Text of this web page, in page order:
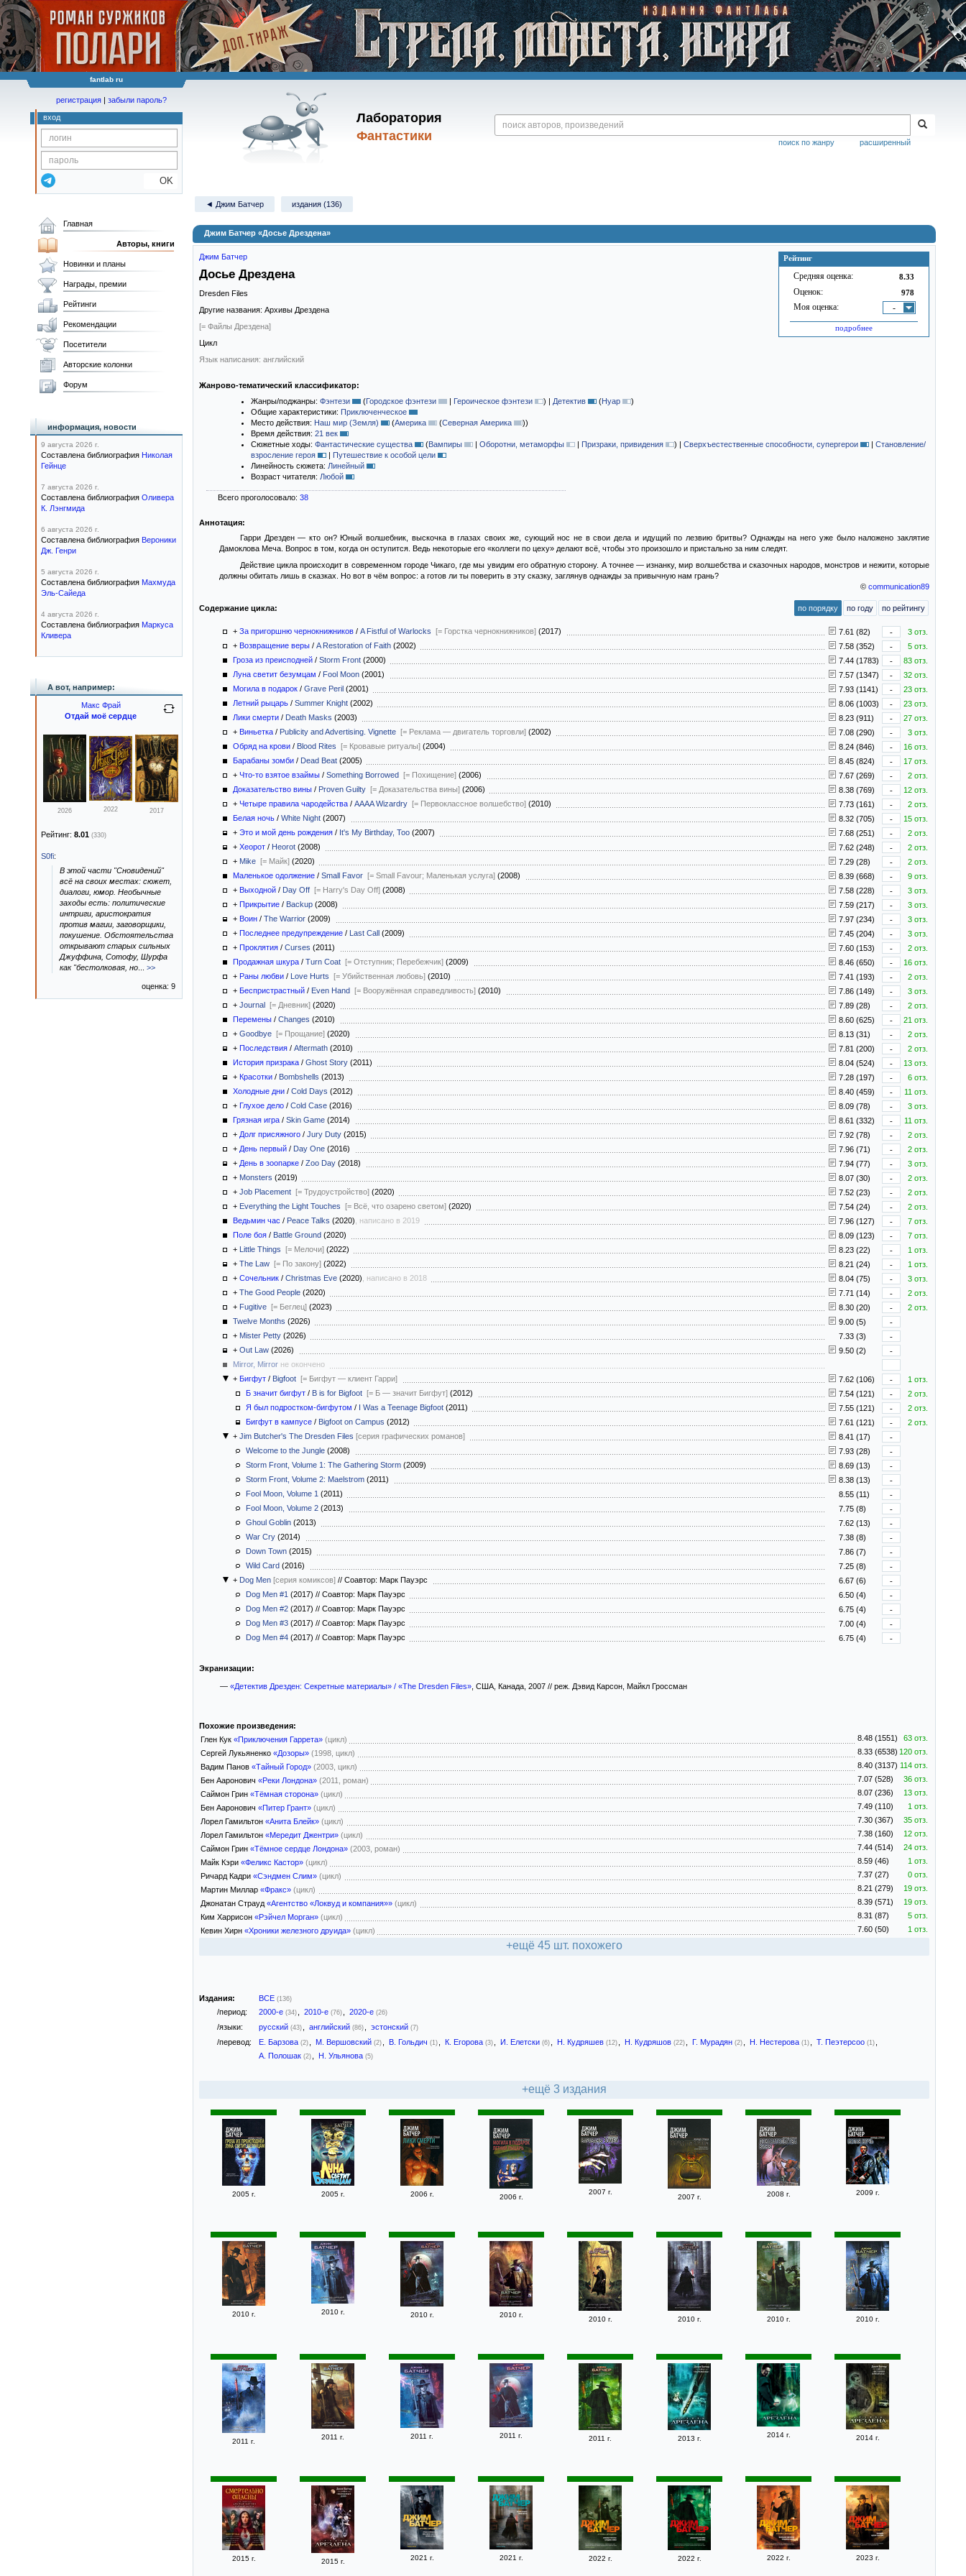
fantlab ru
Лаборатория
Фантастики
расширенный
поиск по жанру
регистрация | забыли пароль?
вход
OK
◄ Джим Батчер издания (136)
Джим Батчер «Досье Дрездена»
Рейтинг
Средняя оценка: 8.33
Оценок: 978
Моя оценка: -
подробнее
Джим Батчер
Досье Дрездена
Dresden Files
Другие названия: Архивы Дрездена
[= Файлы Дрездена]
Цикл
Язык написания: английский
Жанрово-тематический классификатор:
Жанры/поджанры: Фэнтези (Городское фэнтези | Героическое фэнтези ) | Детектив (Нуар
)
Общие характеристики: Приключенческое
Место действия: Наш мир (Земля) (Америка (Северная Америка ))
Время действия: 21 век
Сюжетные ходы: Фантастические существа (Вампиры | Оборотни, метаморфы | Призраки, привидения ) | Сверхъестественные способности, супергерои | Становление/
взросление героя
| Путешествие к особой цели
Линейность сюжета: Линейный
Возраст читателя: Любой
Всего проголосовало: 38
Аннотация:
Гарри Дрезден — кто он? Юный волшебник, выскочка в глазах своих же, сующий нос не в свои дела и идущий по лезвию бритвы? Однажды на него уже было наложено заклятие
Дамоклова Меча. Вопрос в том, когда он оступится. Ведь некоторые его «коллеги по цеху» делают всё, чтобы это произошло и пристально за ним следят.
Действие цикла происходит в современном городе Чикаго, где мы увидим его обратную сторону. А точнее — изнанку, мир волшебства и сказочных народов, монстров и нежити, которые
должны обитать лишь в сказках. Но вот в чём вопрос: а готов ли ты поверить в эту сказку, заглянув однажды за привычную нам грань?
© communication89
Содержание цикла: по порядку по году по рейтингу
+ За пригоршню чернокнижников / A Fistful of Warlocks [= Горстка чернокнижников] (2017) 7.61 (82) -
3 отз.
+ Возвращение веры / A Restoration of Faith (2002) 7.58 (352) -
5 отз.
Гроза из преисподней / Storm Front (2000) 7.44 (1783) -
83 отз.
Луна светит безумцам / Fool Moon (2001) 7.57 (1347) -
32 отз.
Могила в подарок / Grave Peril (2001) 7.93 (1141) -
23 отз.
Летний рыцарь / Summer Knight (2002) 8.06 (1003) -
23 отз.
Лики смерти / Death Masks (2003) 8.23 (911) -
27 отз.
+ Виньетка / Publicity and Advertising. Vignette [= Реклама — двигатель торговли] (2002) 7.08 (290) -
3 отз.
Обряд на крови / Blood Rites [= Кровавые ритуалы] (2004) 8.24 (846) -
16 отз.
Барабаны зомби / Dead Beat (2005) 8.45 (824) -
17 отз.
+ Что-то взятое взаймы / Something Borrowed [= Похищение] (2006) 7.67 (269) -
2 отз.
Доказательство вины / Proven Guilty [= Доказательства вины] (2006) 8.38 (769) -
12 отз.
+ Четыре правила чародейства / AAAA Wizardry [= Первоклассное волшебство] (2010) 7.73 (161) -
2 отз.
Белая ночь / White Night (2007) 8.32 (705) -
15 отз.
+ Это и мой день рождения / It's My Birthday, Too (2007) 7.68 (251) -
2 отз.
+ Хеорот / Heorot (2008) 7.62 (248) -
2 отз.
+ Mike [= Майк] (2020) 7.29 (28) -
2 отз.
Маленькое одолжение / Small Favor [= Small Favour; Маленькая услуга] (2008) 8.39 (668) -
9 отз.
+ Выходной / Day Off [= Harry's Day Off] (2008) 7.58 (228) -
3 отз.
+ Прикрытие / Backup (2008) 7.59 (217) -
3 отз.
+ Воин / The Warrior (2009) 7.97 (234) -
3 отз.
+ Последнее предупреждение / Last Call (2009) 7.45 (204) -
3 отз.
+ Проклятия / Curses (2011) 7.60 (153) -
2 отз.
Продажная шкура / Turn Coat [= Отступник; Перебежчик] (2009) 8.46 (650) -
16 отз.
+ Раны любви / Love Hurts [= Убийственная любовь] (2010) 7.41 (193) -
2 отз.
+ Беспристрастный / Even Hand [= Вооружённая справедливость] (2010) 7.86 (149) -
3 отз.
+ Journal [= Дневник] (2020) 7.89 (28) -
2 отз.
Перемены / Changes (2010) 8.60 (625) -
21 отз.
+ Goodbye [= Прощание] (2020) 8.13 (31) -
2 отз.
+ Последствия / Aftermath (2010) 7.81 (200) -
2 отз.
История призрака / Ghost Story (2011) 8.04 (524) -
13 отз.
+ Красотки / Bombshells (2013) 7.28 (197) -
6 отз.
Холодные дни / Cold Days (2012) 8.40 (459) -
11 отз.
+ Глухое дело / Cold Case (2016) 8.09 (78) -
3 отз.
Грязная игра / Skin Game (2014) 8.61 (332) -
11 отз.
+ Долг присяжного / Jury Duty (2015) 7.92 (78) -
2 отз.
+ День первый / Day One (2016) 7.96 (71) -
2 отз.
+ День в зоопарке / Zoo Day (2018) 7.94 (77) -
3 отз.
+ Monsters (2019) 8.07 (30) -
2 отз.
+ Job Placement [= Трудоустройство] (2020) 7.52 (23) -
2 отз.
+ Everything the Light Touches [= Всё, что озарено светом] (2020) 7.54 (24) -
2 отз.
Ведьмин час / Peace Talks (2020) , написано в 2019 7.96 (127) -
7 отз.
Поле боя / Battle Ground (2020) 8.09 (123) -
7 отз.
+ Little Things [= Мелочи] (2022) 8.23 (22) -
1 отз.
+ The Law [= По закону] (2022) 8.21 (24) -
1 отз.
+ Сочельник / Christmas Eve (2020) , написано в 2018 8.04 (75) -
3 отз.
+ The Good People (2020) 7.71 (14) -
2 отз.
+ Fugitive [= Беглец] (2023) 8.30 (20) -
2 отз.
Twelve Months (2026) 9.00 (5)
-
+ Mister Petty (2026) 7.33 (3)
-
+ Out Law (2026) 9.50 (2)
-
Mirror, Mirror не окончено
+ Бигфут / Bigfoot [= Бигфут — клиент Гарри] 7.62 (106) -
1 отз.
Б значит бигфут / B is for Bigfoot [= Б — значит Бигфут] (2012) 7.54 (121) -
2 отз.
Я был подростком-бигфутом / I Was a Teenage Bigfoot (2011) 7.55 (121) -
2 отз.
Бигфут в кампусе / Bigfoot on Campus (2012) 7.61 (121) -
2 отз.
+ Jim Butcher's The Dresden Files [серия графических романов] 8.41 (17)
-
Welcome to the Jungle (2008) 7.93 (28)
-
Storm Front, Volume 1: The Gathering Storm (2009) 8.69 (13)
-
Storm Front, Volume 2: Maelstrom (2011) 8.38 (13)
-
Fool Moon, Volume 1 (2011) 8.55 (11)
-
Fool Moon, Volume 2 (2013) 7.75 (8)
-
Ghoul Goblin (2013) 7.62 (13)
-
War Cry (2014) 7.38 (8)
-
Down Town (2015) 7.86 (7)
-
Wild Card (2016) 7.25 (8)
-
+ Dog Men [серия комиксов] // Соавтор: Марк Пауэрс 6.67 (6)
-
Dog Men #1 (2017) // Соавтор: Марк Пауэрс 6.50 (4)
-
Dog Men #2 (2017) // Соавтор: Марк Пауэрс 6.75 (4)
-
Dog Men #3 (2017) // Соавтор: Марк Пауэрс 7.00 (4)
-
Dog Men #4 (2017) // Соавтор: Марк Пауэрс 6.75 (4) -
Экранизации:
— «Детектив Дрезден: Секретные материалы» / «The Dresden Files», США, Канада, 2007 // реж. Дэвид Карсон, Майкл Гроссман
Похожие произведения:
Глен Кук «Приключения Гаррета» (цикл) 8.48 (1551)
63 отз.
Сергей Лукьяненко «Дозоры» (1998, цикл) 8.33 (6538) 120 отз.
Вадим Панов «Тайный Город» (2003, цикл) 8.40 (3137) 114 отз.
Бен Ааронович «Реки Лондона» (2011, роман) 7.07 (528)
36 отз.
Саймон Грин «Тёмная сторона» (цикл) 8.07 (236)
13 отз.
Бен Ааронович «Питер Грант» (цикл) 7.49 (110)
1 отз.
Лорел Гамильтон «Анита Блейк» (цикл) 7.30 (367)
35 отз.
Лорел Гамильтон «Мередит Джентри» (цикл) 7.38 (160)
12 отз.
Саймон Грин «Тёмное сердце Лондона» (2003, роман) 7.44 (514)
24 отз.
Майк Кэри «Феликс Кастор» (цикл) 8.59 (46)
1 отз.
Ричард Кадри «Сэндмен Слим» (цикл) 7.37 (27)
0 отз.
Мартин Миллар «Фракс» (цикл) 8.21 (279)
19 отз.
Джонатан Страуд «Агентство «Локвуд и компания»» (цикл) 8.39 (571)
19 отз.
Ким Харрисон «Рэйчел Морган» (цикл) 8.31 (87)
5 отз.
Кевин Хирн «Хроники железного друида» (цикл) 7.60 (50) 1 отз.
+ещё 45 шт. похожего
Издания: ВСЕ (136)
/период: 2000-е (34) 2010-е (76) 2020-е (26)
/языки: русский (43) английский (86) эстонский (7)
/перевод: Е. Барзова (2) М. Вершовский (2) В. Гольдич (1) К. Егорова (3) И. Елетски (6) Н. Кудряшев (12) Н. Кудряшов (22) Г. Мурадян (2) Н. Нестерова (1) Т. Пеэтерсоо (1)
А. Полошак (2) Н. Ульянова (5)
+ещё 3 издания
2005 г. 2005 г. 2006 г. 2006 г.
2007 г.
2007 г. 2008 г. 2009 г.
2010 г. 2010 г. 2010 г. 2010 г.
2010 г. 2010 г. 2010 г. 2010 г.
2011 г.
2011 г. 2011 г. 2011 г. 2011 г. 2013 г. 2014 г. 2014 г.
2015 г. 2015 г. 2021 г. 2021 г. 2022 г. 2022 г. 2022 г. 2023 г.
Главная
Авторы, книги
Новинки и планы
Награды, премии
Рейтинги
Рекомендации
Посетители
Авторские колонки
Форум
информация, новости
9 августа 2026 г.
Составлена библиография Николая
Гейнце
7 августа 2026 г.
Составлена библиография Оливера
К. Лэнгмида
6 августа 2026 г.
Составлена библиография Вероники
Дж. Генри
5 августа 2026 г.
Составлена библиография Махмуда
Эль-Сайеда
4 августа 2026 г.
Составлена библиография Маркуса
Кливера
А вот, например:
Макс Фрай
Отдай моё сердце
2026 2022 2017
Рейтинг: 8.01 (330)
S0fi:
В этой части "Сновидений"
всё на своих местах: сюжет,
диалоги, юмор. Необычные
заходы есть: политические
интриги, аристократия
против магии, заговорщики,
покушение. Обстоятельства
открывают старых сильных
Джуффина, Сотофу, Шурфа
как "бестолковая, но
>>
оценка: 9